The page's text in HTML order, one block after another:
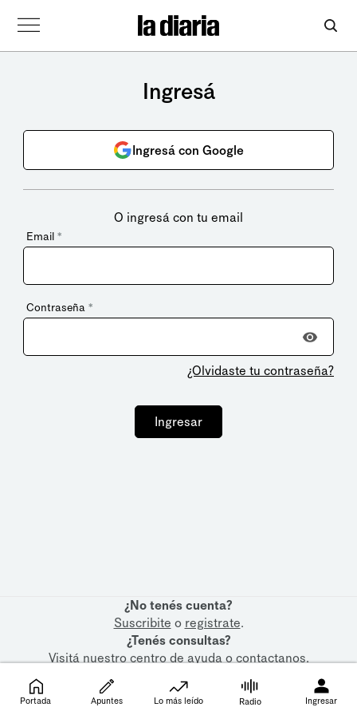
Ingresá
Ingresá con Google
O ingresá con tu email
Email *
Contraseña *
¿Olvidaste tu contraseña?
Ingresar
¿No tenés cuenta?
Suscribite o registrate.
¿Tenés consultas?
Visitá nuestrocentro de ayudaocontactanos.
Portada Apuntes Lo más leído Radio Ingresar